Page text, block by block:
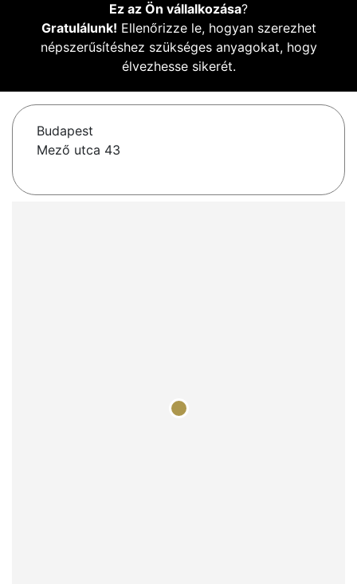
Ez az Ön vállalkozása?
Gratulálunk! Ellenőrizze le, hogyan szerezhet
népszerűsítéshez szükséges anyagokat, hogy
élvezhesse sikerét.
Budapest
Mező utca 43